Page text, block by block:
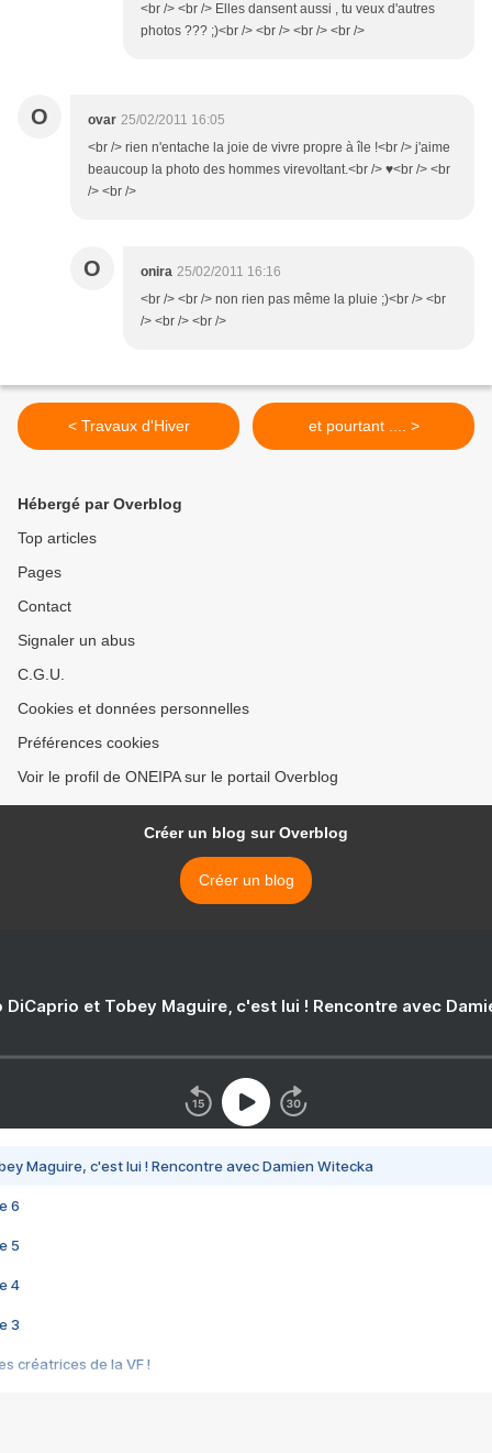
<br /> <br /> Elles dansent aussi , tu veux d'autres
photos ??? ;)<br /> <br /> <br /> <br />
O ovar 25/02/2011 16:05
<br /> rien n'entache la joie de vivre propre à île !<br /> j'aime
beaucoup la photo des hommes virevoltant.<br /> ♥<br /> <br
/> <br />
O onira 25/02/2011 16:16
<br /> <br /> non rien pas même la pluie ;)<br /> <br
/> <br /> <br />
< Travaux d'Hiver et pourtant .... >
Hébergé par Overblog
Top articles
Pages
Contact
Signaler un abus
C.G.U.
Cookies et données personnelles
Préférences cookies
Voir le profil de ONEIPA sur le portail Overblog
Créer un blog sur Overblog
Créer un blog
DiCaprio et Tobey Maguire, c'est lui ! Rencontre avec
Maguire, c'est lui ! Rencontre avec Damien Witecka
6
5
4
3
créatrices de la VF !